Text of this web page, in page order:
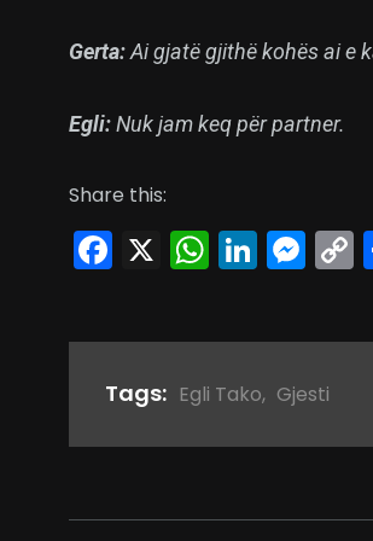
Gerta:Ai gjatë gjithë kohës ai e
Egli:Nuk jam keq për partner.
Share this:
Facebook
X
Tags: Egli Tako, Gjesti